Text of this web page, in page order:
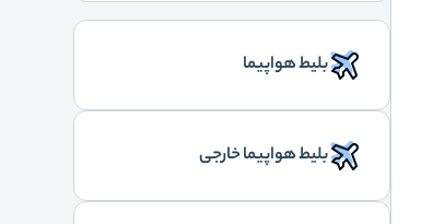
بلیط هواپیما
بلیط هواپیما خارجی